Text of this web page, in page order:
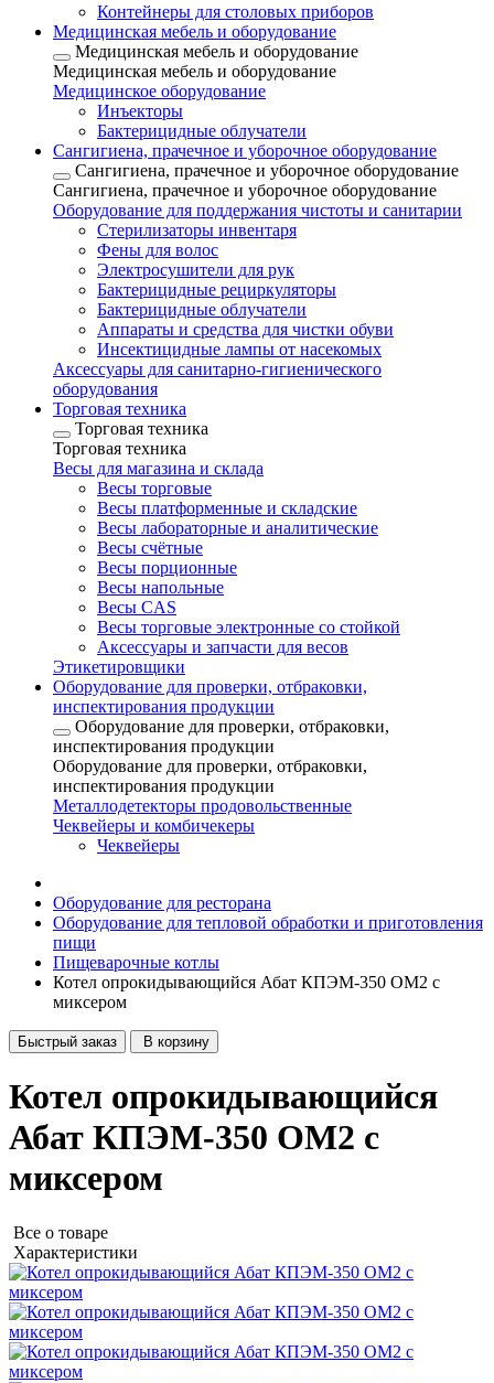
Контейнеры для столовых приборов
Медицинская мебель и оборудование
Медицинская мебель и оборудование
Медицинская мебель и оборудование
Медицинское оборудование
Инъекторы
Бактерицидные облучатели
Сангигиена, прачечное и уборочное оборудование
Сангигиена, прачечное и уборочное оборудование
Сангигиена, прачечное и уборочное оборудование
Оборудование для поддержания чистоты и санитарии
Стерилизаторы инвентаря
Фены для волос
Электросушители для рук
Бактерицидные рециркуляторы
Бактерицидные облучатели
Аппараты и средства для чистки обуви
Инсектицидные лампы от насекомых
Аксессуары для санитарно-гигиенического
оборудования
Торговая техника
Торговая техника
Торговая техника
Весы для магазина и склада
Весы торговые
Весы платформенные и складские
Весы лабораторные и аналитические
Весы счётные
Весы порционные
Весы напольные
Весы CAS
Весы торговые электронные со стойкой
Аксессуары и запчасти для весов
Этикетировщики
Оборудование для проверки, отбраковки,
инспектирования продукции
Оборудование для проверки, отбраковки,
инспектирования продукции
Оборудование для проверки, отбраковки,
инспектирования продукции
Металлодетекторы продовольственные
Чеквейеры и комбичекеры
Чеквейеры
Оборудование для ресторана
Оборудование для тепловой обработки и приготовления
пищи
Пищеварочные котлы
Котел опрокидывающийся Абат КПЭМ-350 ОМ2 с
миксером
Быстрый заказ В корзину
Котел опрокидывающийся
Абат КПЭМ-350 ОМ2 с
миксером
Все о товаре
Характеристики